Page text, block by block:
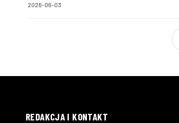
2026-06-03
REDAKCJA I KONTAKT